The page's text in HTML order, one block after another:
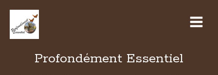
Profondément Essentiel